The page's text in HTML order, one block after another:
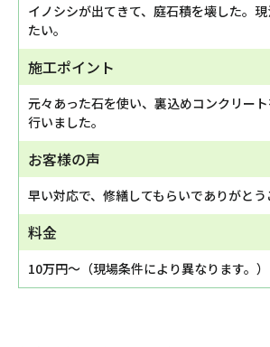
イノシシが出てきて、庭石積を壊した。
たい。
施工ポイント
元々あった石を使い、裏込めコンクリー
行いました。
お客様の声
早い対応で、修繕してもらいでありがとう
料金
10万円～（現場条件により異なります。）